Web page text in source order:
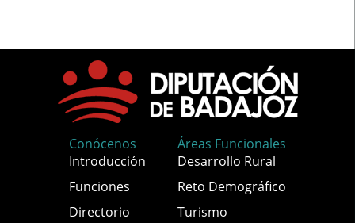
Conócenos
Introducción
Funciones
Directorio
Áreas Funcionales
Desarrollo Rural
Reto Demográfico
Turismo